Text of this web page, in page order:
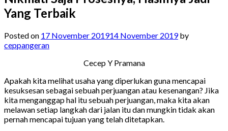
Yang Terbaik
Posted on 17 November 201914 November 2019by
ceppangeran
Cecep Y Pramana
Apakah kita melihat usaha yang diperlukan guna mencapai
kesuksesan sebagai sebuah perjuangan atau kesenangan? Jika
kita menganggap hal itu sebuah perjuangan, maka kita akan
melawan setiap langkah dari jalan itu dan mungkin tidak akan
pernah mencapai tujuan yang telah ditetapkan.